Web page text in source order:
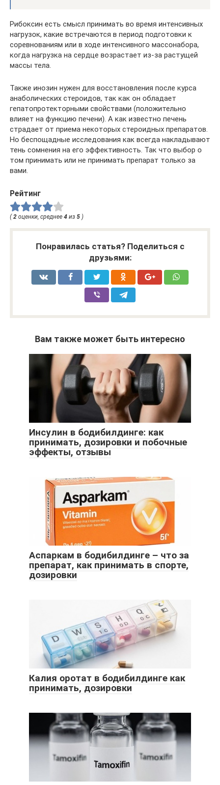
Рибоксин есть смысл принимать во время интенсивных
нагрузок, какие встречаются в период подготовки к
соревнованиям или в ходе интенсивного массонабора,
когда нагрузка на сердце возрастает из-за растущей
массы тела.
Также инозин нужен для восстановления после курса
анаболических стероидов, так как он обладает
гепатопротекторными свойствами (положительно
влияет на функцию печени). А как известно печень
страдает от приема некоторых стероидных препаратов.
Но беспощадные исследования как всегда накладывают
тень сомнения на его эффективность. Так что выбор о
том принимать или не принимать препарат только за
вами.
Рейтинг
( 2 оценки, среднее 4 из 5 )
Понравилась статья? Поделиться с
друзьями:
Вам также может быть интересно
Инсулин в бодибилдинге: как
принимать, дозировки и побочные
эффекты, отзывы
Аспаркам в бодибилдинге – что за
препарат, как принимать в спорте,
дозировки
Калия оротат в бодибилдинге как
принимать, дозировки